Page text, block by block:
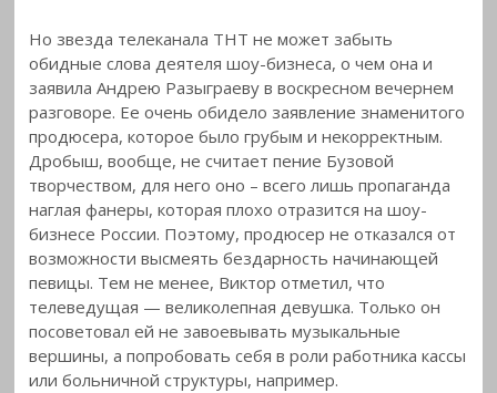
Но звезда телеканала ТНТ не может забыть
обидные слова деятеля шоу-бизнеса, о чем она и
заявила Андрею Разыграеву в воскресном вечернем
разговоре. Ее очень обидело заявление знаменитого
продюсера, которое было грубым и некорректным.
Дробыш, вообще, не считает пение Бузовой
творчеством, для него оно – всего лишь пропаганда
наглая фанеры, которая плохо отразится на шоу-
бизнесе России. Поэтому, продюсер не отказался от
возможности высмеять бездарность начинающей
певицы. Тем не менее, Виктор отметил, что
телеведущая — великолепная девушка. Только он
посоветовал ей не завоевывать музыкальные
вершины, а попробовать себя в роли работника кассы
или больничной структуры, например.